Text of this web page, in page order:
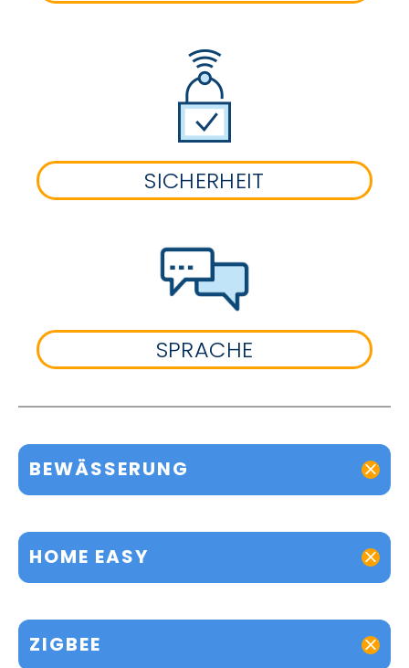
SICHERHEIT
SPRACHE
BEWÄSSERUNG
HOME EASY
ZIGBEE